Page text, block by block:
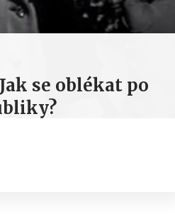
se oblékat po